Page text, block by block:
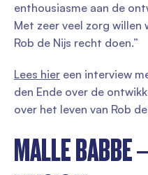
enthousiasme aan de
Met zeer veel zorg willen
Rob de Nijs recht doen.”
Lees hier een interview
den Ende over de
over het leven van Rob
MALLE BABBE